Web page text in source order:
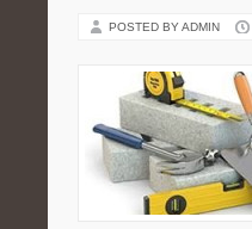
POSTED BY ADMIN